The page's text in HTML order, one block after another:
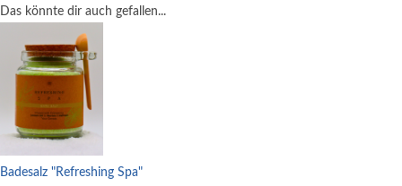
Das könnte dir auch gefallen...
Badesalz "Refreshing Spa"